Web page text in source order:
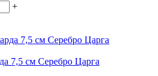
+
7,5 см Серебро Царга